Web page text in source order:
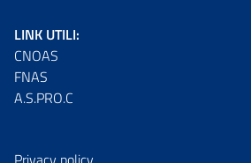
LINK UTILI:
CNOAS
FNAS
A.S.PRO.C